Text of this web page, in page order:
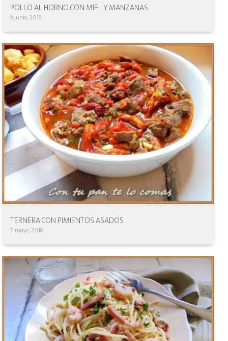
POLLO AL HORNO CON MIEL Y MANZANAS
6 junio, 2018
TERNERA CON PIMIENTOS ASADOS
7 mayo, 2018